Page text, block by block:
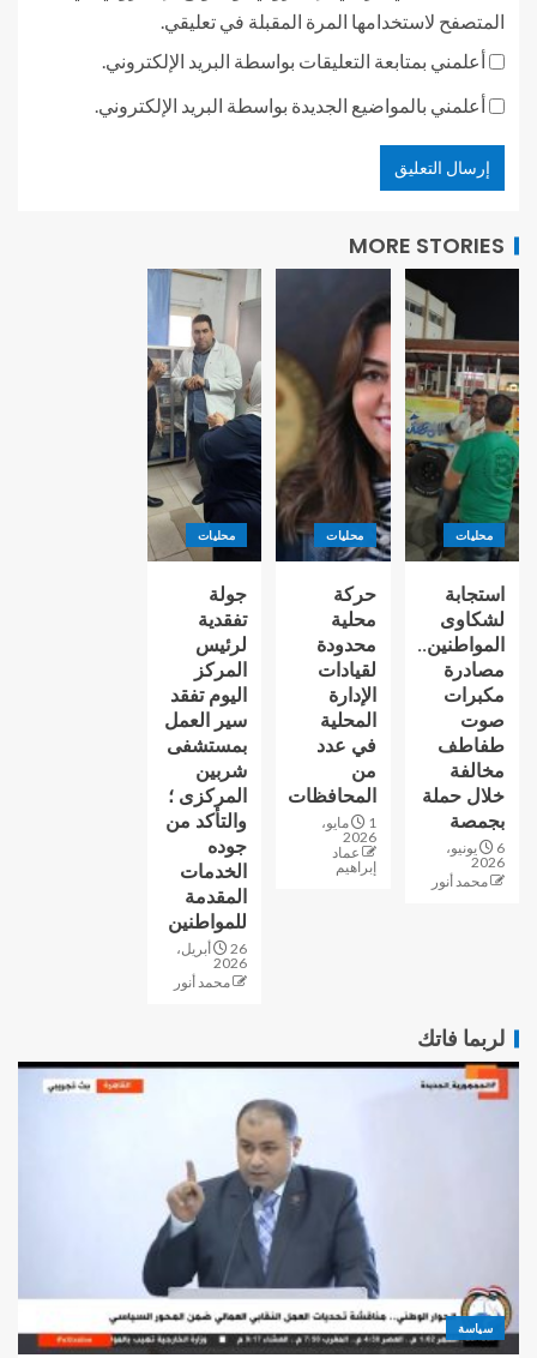
المتصفح لاستخدامها المرة المقبلة في تعليقي.
أعلمني بمتابعة التعليقات بواسطة البريد الإلكتروني.
أعلمني بالمواضيع الجديدة بواسطة البريد الإلكتروني.
MORE STORIES
محليات
استجابة
لشكاوى
المواطنين..
مصادرة
مكبرات
صوت
طفاطف
مخالفة
خلال حملة
بجمصة
6 يونيو،
2026
محمد أنور
محليات
حركة
محلية
محدودة
لقيادات
الإدارة
المحلية
في عدد
من
المحافظات
1 مايو،
2026
عماد
إبراهيم
محليات
جولة
تفقدية
لرئيس
المركز
اليوم تفقد
سير العمل
بمستشفى
شربين
المركزى ؛
والتأكد من
جوده
الخدمات
المقدمة
للمواطنين
26 أبريل،
2026
محمد أنور
لربما فاتك
سياسة